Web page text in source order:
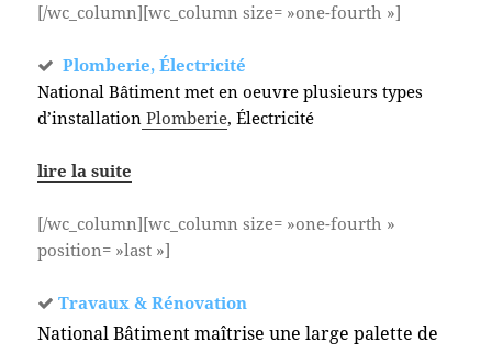
[/wc_column][wc_column size= »one-fourth »]
Plomberie, Électricité
National Bâtiment met en oeuvre plusieurs types
d’installation Plomberie, Électricité
lire la suite
[/wc_column][wc_column size= »one-fourth »
position= »last »]
Travaux & Rénovation
National Bâtiment maîtrise une large palette de